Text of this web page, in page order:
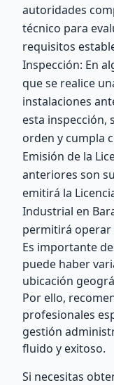
autoridades
técnico para
requisitos
Inspección: En
que se realice
instalaciones
esta inspección,
orden y cumpla
Emisión de la
anteriores son
emitirá la
Industrial en
permitirá operar
Es importante
puede haber
ubicación
Por ello,
profesionales
gestión
fluido y exitoso.
Si necesitas